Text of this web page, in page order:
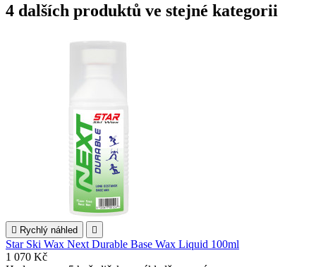
4 dalších produktů ve stejné kategorii
 Rychlý náhled 
Star Ski Wax Next Durable Base Wax Liquid 100ml
1 070 Kč